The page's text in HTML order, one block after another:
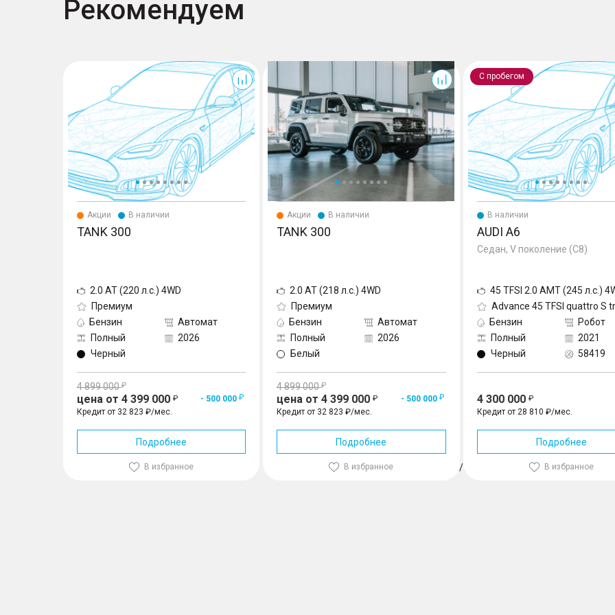
Рекомендуем
Акции В наличии
TANK 300
2.0 AT (220 л.с.) 4WD
Премиум
Бензин
Автомат
Полный
2026
Черный
4 899 000
цена от 4 399 000
- 500 000
Кредит от 32 823 ₽/мес.
Подробнее
В избранное
Акции В наличии
TANK 300
2.0 AT (218 л.с.) 4WD
Премиум
Бензин
Автомат
Полный
2026
Белый
4 899 000
цена от 4 399 000
- 500 000
Кредит от 32 823 ₽/мес.
Подробнее
В избранное
С пробегом
A6
В наличии
AUDI A6
Седан, V поколение (C8)
45 TFSI 2.0 AMT (245 л.с.)
Advance 45 TFSI quattro S
Бензин
Робот
Полный
2021
Черный
58419
4 300 000
Кредит от 28 810 ₽/мес.
Подробнее
В избранное
/